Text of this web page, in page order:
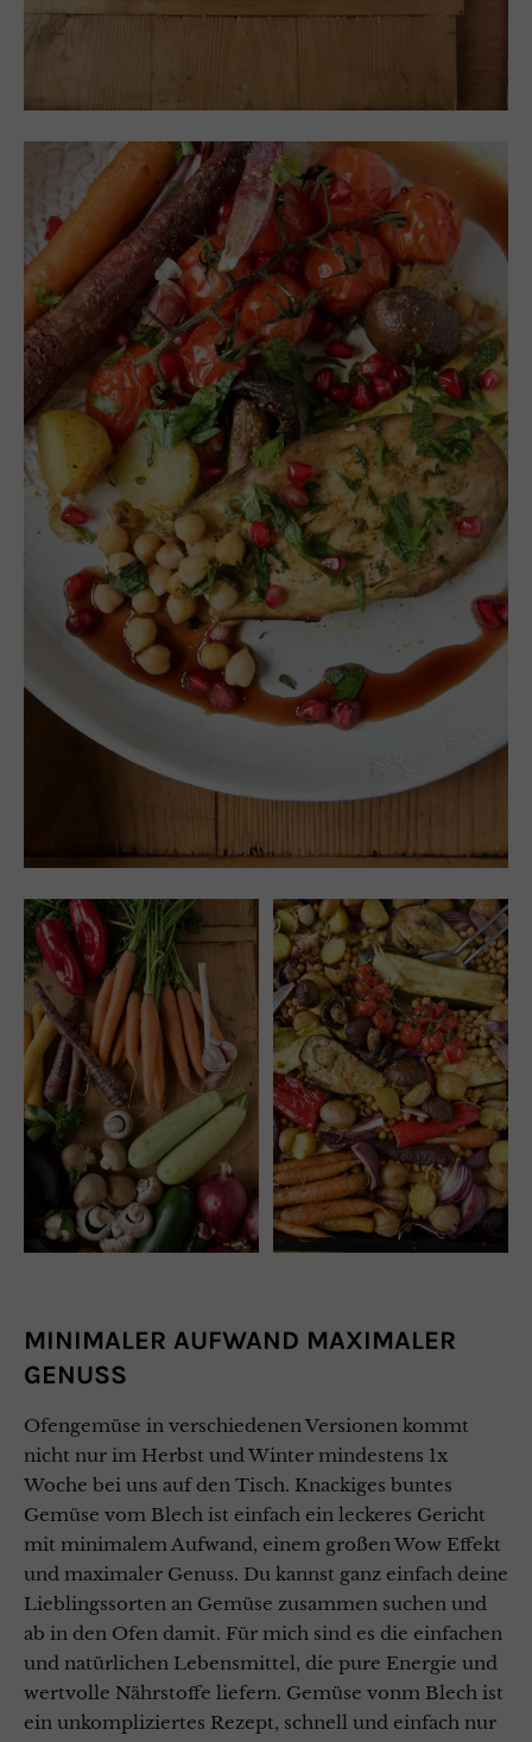
MINIMALER AUFWAND MAXIMALER
GENUSS
Ofengemüse in verschiedenen Versionen kommt
nicht nur im Herbst und Winter mindestens 1x
Woche bei uns auf den Tisch. Knackiges buntes
Gemüse vom Blech ist einfach ein leckeres Gericht
mit minimalem Aufwand, einem großen Wow Effekt
und maximaler Genuss. Du kannst ganz einfach deine
Lieblingssorten an Gemüse zusammen suchen und
ab in den Ofen damit. Für mich sind es die einfachen
und natürlichen Lebensmittel, die pure Energie und
wertvolle Nährstoffe liefern. Gemüse vonm Blech ist
ein unkompliziertes Rezept, schnell und einfach nur